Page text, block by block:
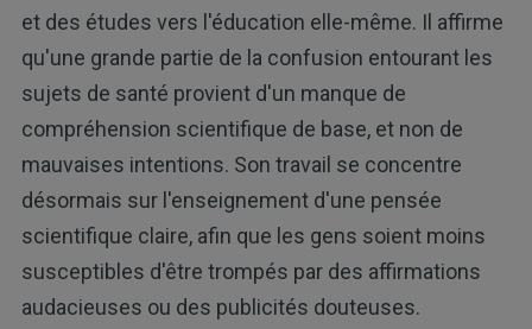
et des études vers l'éducation elle-même. Il affirme
qu'une grande partie de la confusion entourant les
sujets de santé provient d'un manque de
compréhension scientifique de base, et non de
mauvaises intentions. Son travail se concentre
désormais sur l'enseignement d'une pensée
scientifique claire, afin que les gens soient moins
susceptibles d'être trompés par des affirmations
audacieuses ou des publicités douteuses.